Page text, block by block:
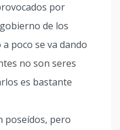
por
de los
poco se va dando
no son seres
es bastante
poseídos, pero